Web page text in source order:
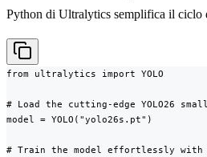
Python di Ultralytics semplifica il ciclo
from ultralytics import YOLO
# Load the cutting-edge YOLO26
model = YOLO("yolo26s.pt")
# Train the model effortlessly